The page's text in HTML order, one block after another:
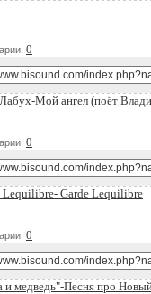
0
Мой ангел (поёт
0
Lequilibre- Garde Lequilibre
0
медведь"-Песня про